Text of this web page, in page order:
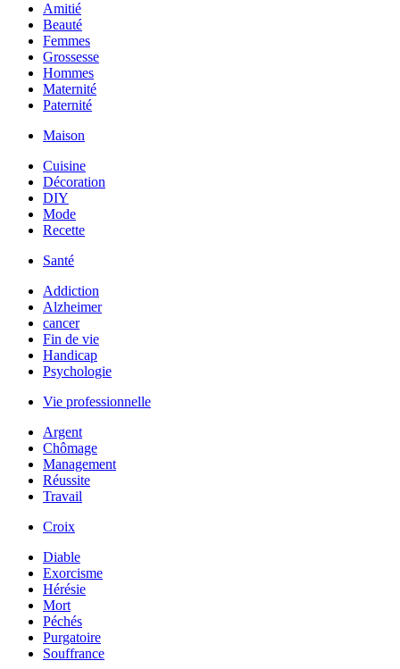
Amitié
Beauté
Femmes
Grossesse
Hommes
Maternité
Paternité
Maison
Cuisine
Décoration
DIY
Mode
Recette
Santé
Addiction
Alzheimer
cancer
Fin de vie
Handicap
Psychologie
Vie professionnelle
Argent
Chômage
Management
Réussite
Travail
Croix
Diable
Exorcisme
Hérésie
Mort
Péchés
Purgatoire
Souffrance